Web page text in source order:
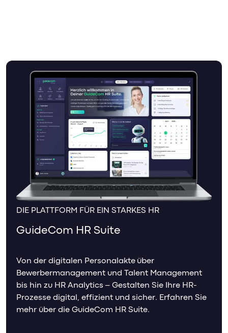
DIE PLATTFORM FÜR EIN STARKES HR
GuideCom HR Suite
Von der digitalen Personalakte über
Bewerbermanagement und Talent Management
bis hin zu HR Analytics – Gestalten Sie Ihre HR-
Prozesse digital, effizient und sicher. Erfahren Sie
mehr über die GuideCom HR Suite.